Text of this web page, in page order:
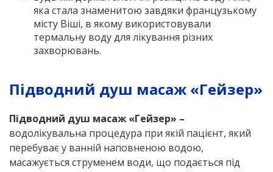
яка стала знаменитою завдяки французькому
місту Віші, в якому використовували
термальну воду для лікування різних
захворювань.
Підводний душ масаж «Гейзер»
Підводний душ масаж «Гейзер» –
водолікувальна процедура при якій пацієнт, який
перебуває у ванній наповненою водою,
масажується струменем води, що подається під